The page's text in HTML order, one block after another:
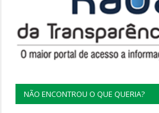
NÃO ENCONTROU O QUE QUERIA?